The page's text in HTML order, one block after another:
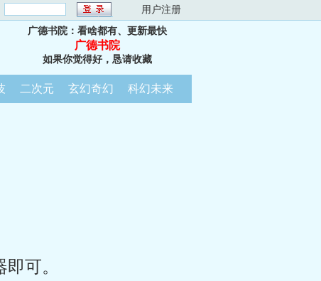
用户注册
广德书院：看啥都有、更新最快
广德书院
如果你觉得好，恳请收藏
二次元 玄幻奇幻 科幻未来
可。